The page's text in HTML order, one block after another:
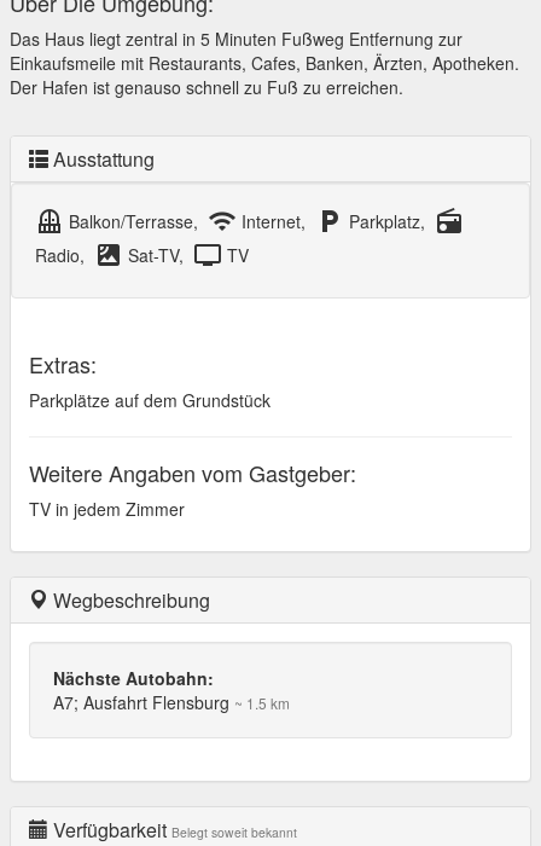
Das Haus liegt zentral in 5 Minuten Fußweg Entfernung zur
Einkaufsmeile mit Restaurants, Cafes, Banken, Ärzten, Apotheken.
Der Hafen ist genauso schnell zu Fuß zu erreichen.
Ausstattung
balcony Balkon/Terrasse, wifi Internet, local_parking Parkplatz, radio
Radio, satellite Sat-TV, tv TV
Extras:
Parkplätze auf dem Grundstück
Weitere Angaben vom Gastgeber:
TV in jedem Zimmer
Wegbeschreibung
Nächste Autobahn:
A7; Ausfahrt Flensburg ~ 1.5 km
Verfügbarkeit Belegt soweit bekannt